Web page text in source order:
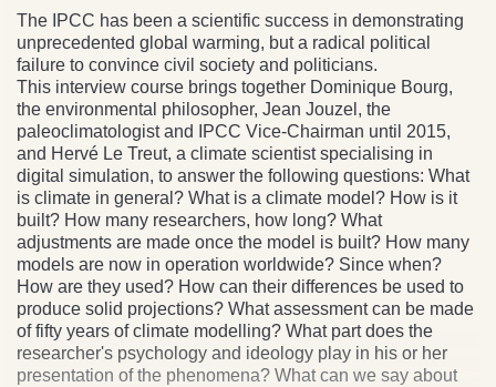
The IPCC has been a scientific success in demonstrating
unprecedented global warming, but a radical political
failure to convince civil society and politicians.
This interview course brings together Dominique Bourg,
the environmental philosopher, Jean Jouzel, the
paleoclimatologist and IPCC Vice-Chairman until 2015,
and Hervé Le Treut, a climate scientist specialising in
digital simulation, to answer the following questions: What
is climate in general? What is a climate model? How is it
built? How many researchers, how long? What
adjustments are made once the model is built? How many
models are now in operation worldwide? Since when?
How are they used? How can their differences be used to
produce solid projections? What assessment can be made
of fifty years of climate modelling? What part does the
researcher's psychology and ideology play in his or her
presentation of the phenomena? What can we say about